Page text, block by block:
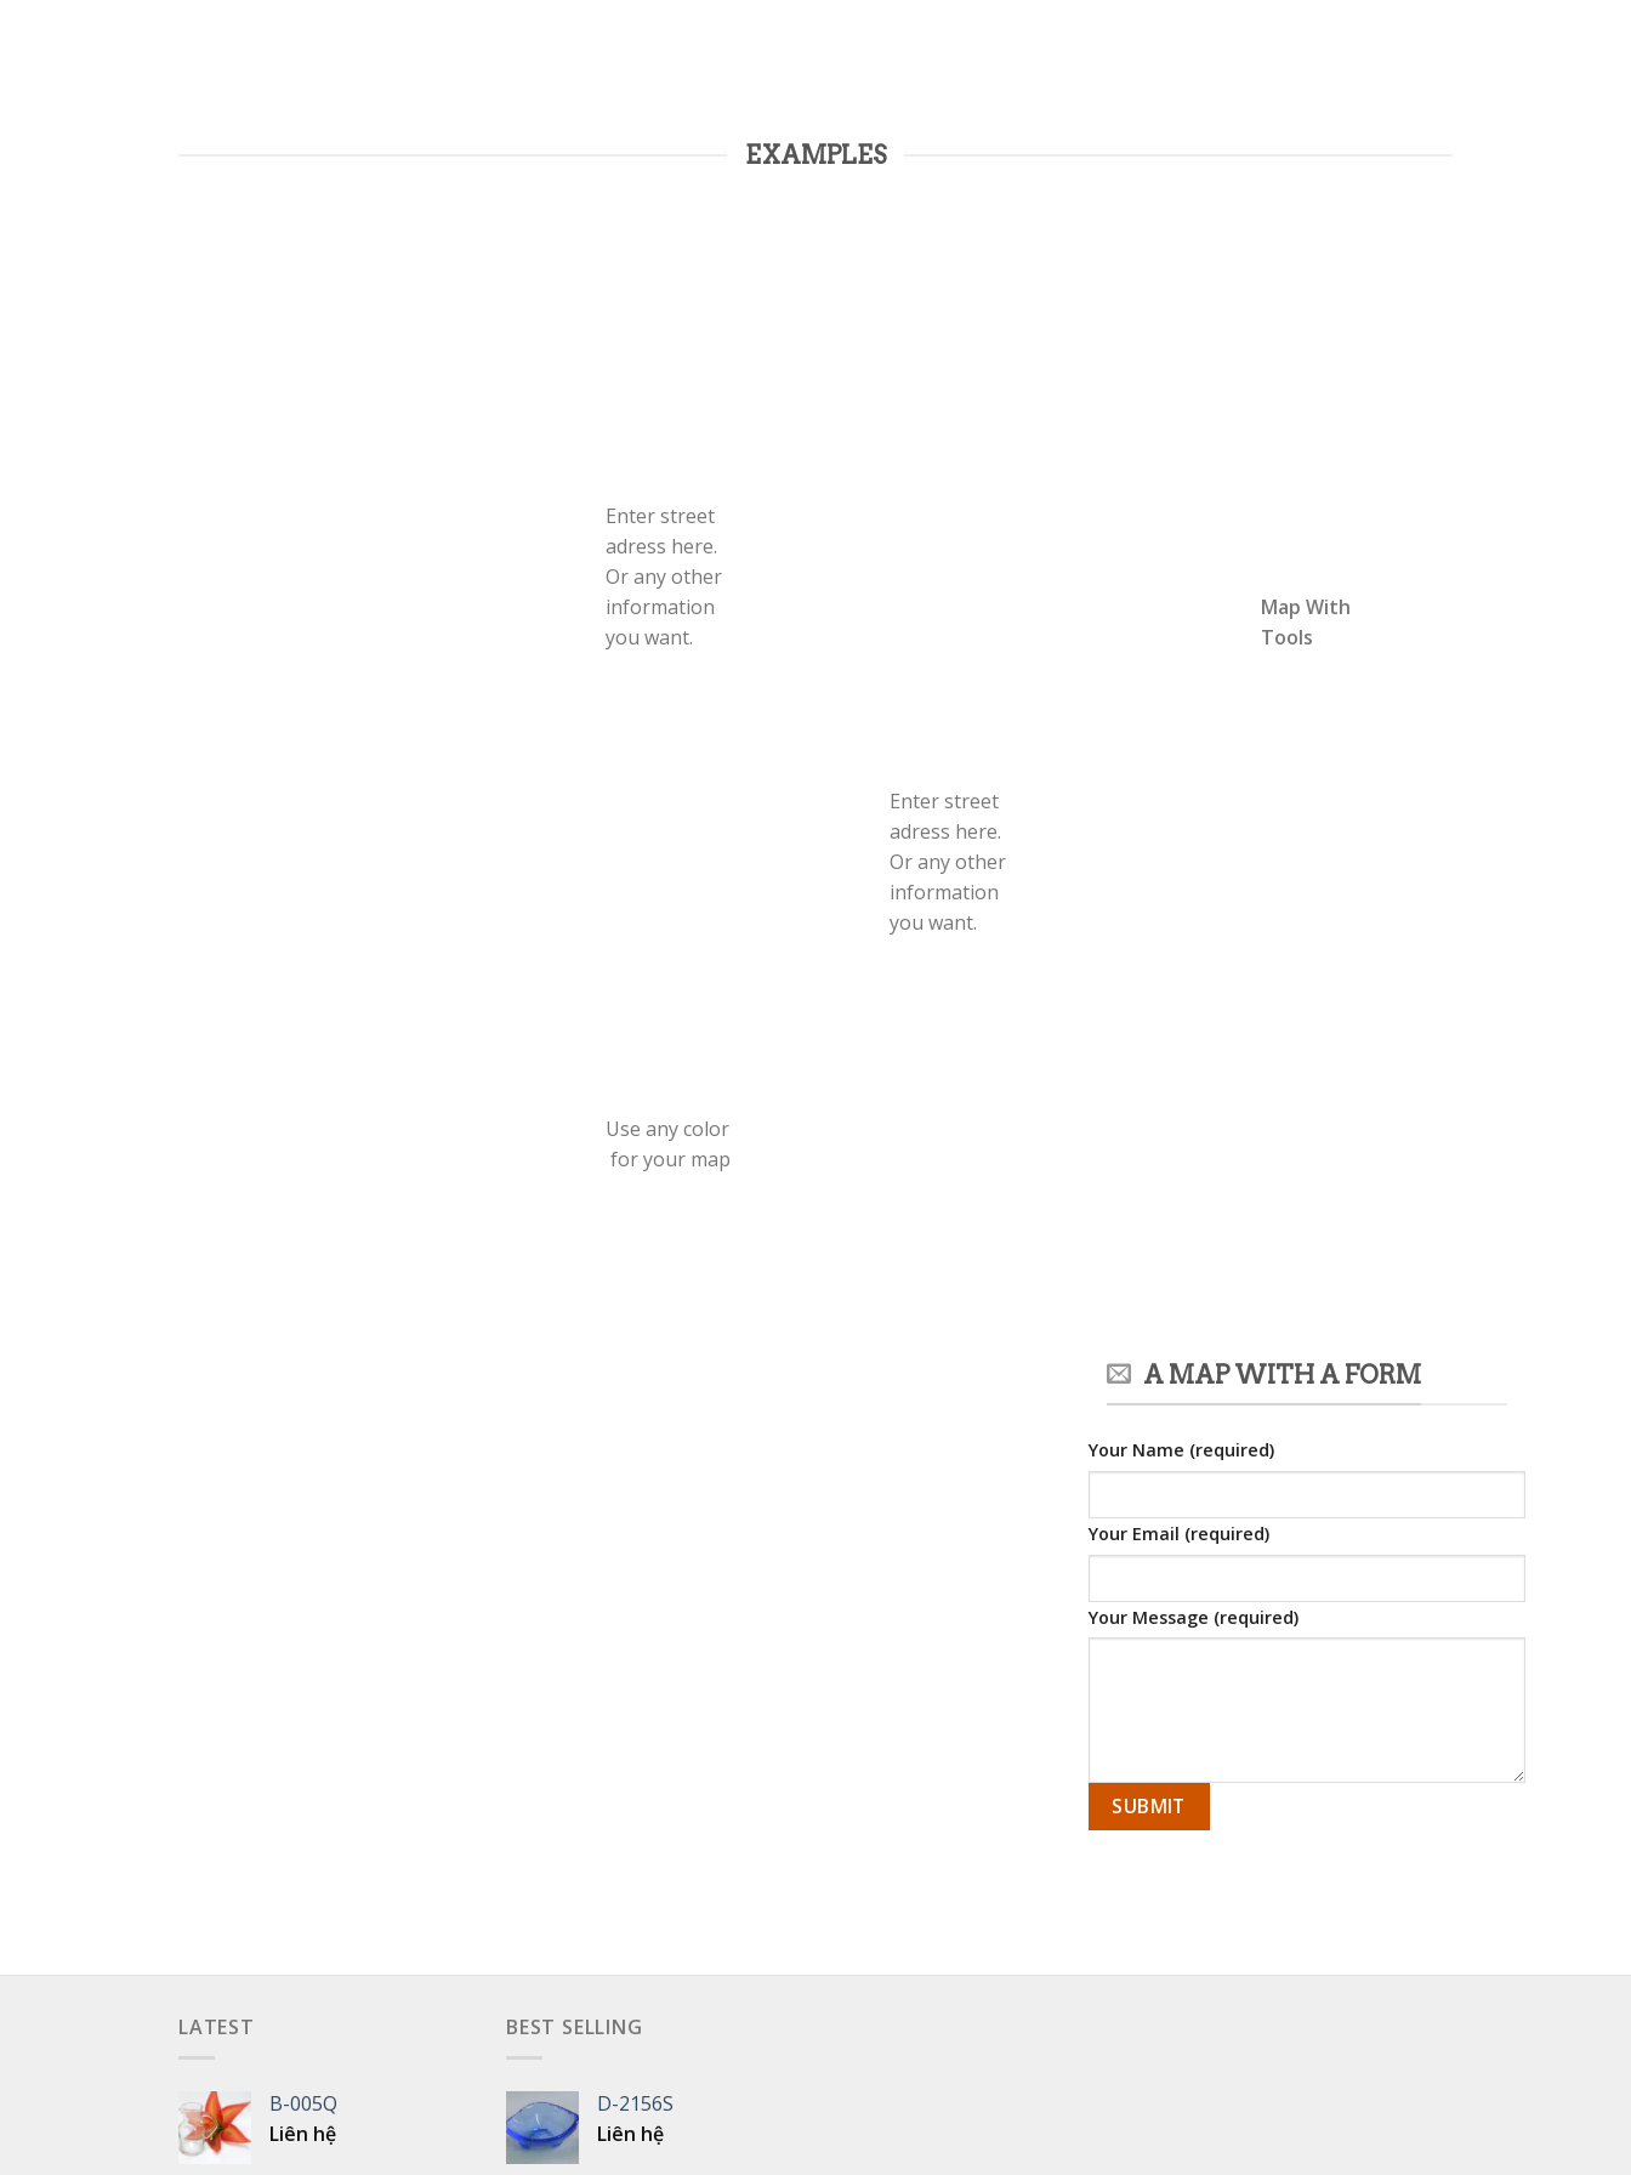
EXAMPLES
Enter street
adress here.
Or any other
information
you want.
Map With
Tools
Use any color
for your map
Enter street
adress here.
Or any other
information
you want.
A MAP WITH A FORM
Your Name (required)
Your Email (required)
Your Message (required)
LATEST
B-005Q
Liên hệ
BEST SELLING
D-2156S
Liên hệ